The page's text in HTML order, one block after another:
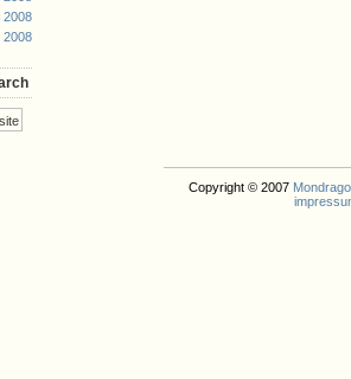
2008
2008
Copyright © 2007